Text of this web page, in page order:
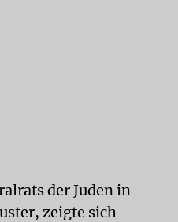
der Juden in
zeigte sich